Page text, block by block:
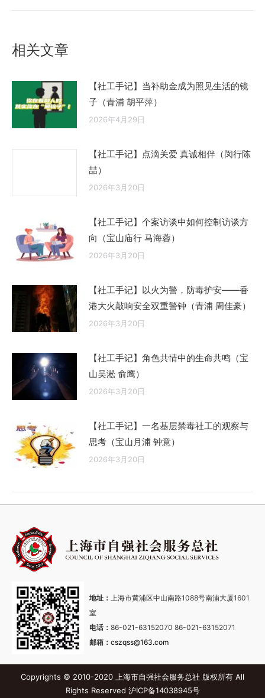
相关文章
【社工手记】当补助金成为照见生活的镜
子（青浦 胡平萍）
2026年4月29日
【社工手记】点滴关爱 真诚相伴（闵行陈
喆）
2026年3月20日
【社工手记】个案访谈中如何控制访谈方
向（宝山庙行 马海蓉）
2026年3月20日
【社工手记】以火为警，防毒护安——香
港大火敲响安全双重警钟（青浦 周佳豪）
2026年3月20日
【社工手记】角色共情中的生命共鸣（宝
山吴淞 俞鹰）
2026年3月20日
【社工手记】一名基层禁毒社工的观察与
思考（宝山月浦 钟意）
2026年3月20日
地址： 上海市黄浦区中山南路1088号南浦大厦1601
室
电话： 86-021-63152070 86-021-63152071
邮箱： cszqss@163.com
Copyrights © 2010-2020 上海市自强社会服务总社 版权所有 All
Rights Reserved 沪ICP备14038945号